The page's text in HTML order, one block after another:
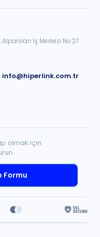
İş Merkezi No:27
info@hiperlink.com.tr
olmak için
Formu